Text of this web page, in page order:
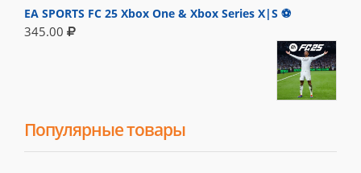
EA SPORTS FC 25 Xbox One & Xbox Series X|S ⚽
345.00
Популярные товары